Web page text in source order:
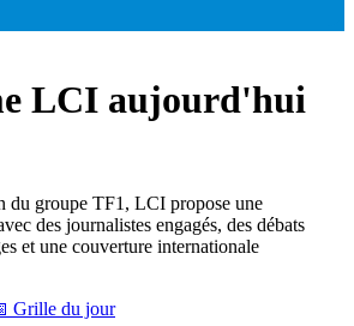
LCI aujourd'hui
du groupe TF1, LCI propose une
des journalistes engagés, des débats
et une couverture internationale
Grille du jour